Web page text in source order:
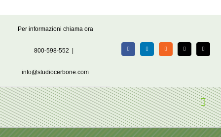
Per informazioni chiama ora
800-598-552
info@studiocerbone.com
FacebookLinkedIn Rss X Email